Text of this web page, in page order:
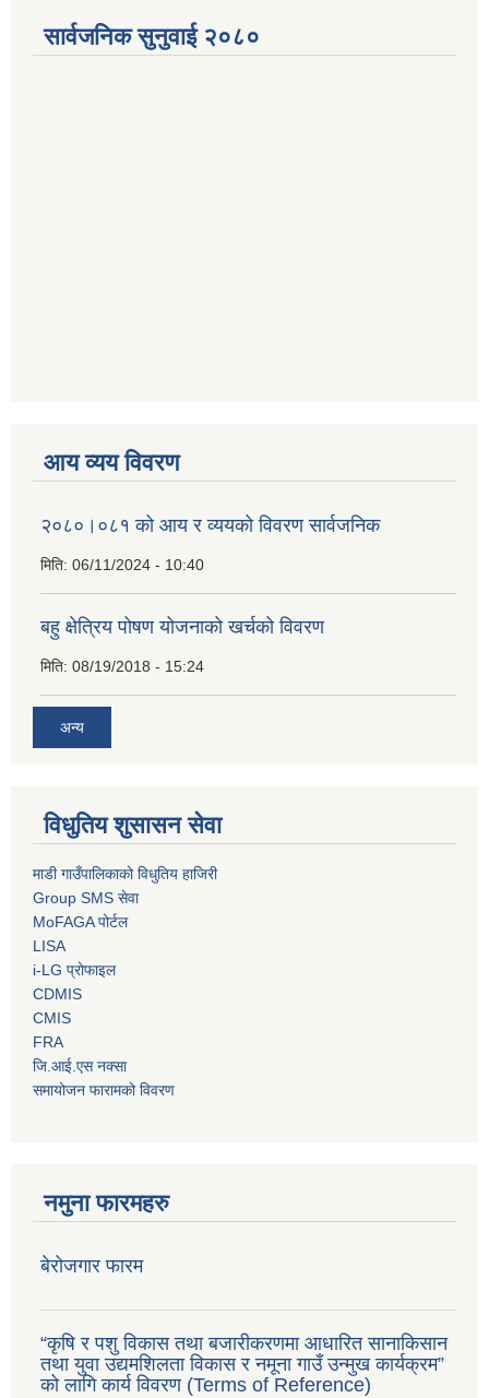
सार्वजनिक सुनुवाई २०८०
आय व्यय विवरण
२०८०।०८१ को आय र व्ययको विवरण सार्वजनिक
मिति: 06/11/2024 - 10:40
बहु क्षेत्रिय पोषण योजनाको खर्चको विवरण
मिति: 08/19/2018 - 15:24
अन्य
विधुतिय शुसासन सेवा
माडी गाउँपालिकाको विधुतिय हाजिरी
Group SMS सेवा
MoFAGA पोर्टल
LISA
i-LG प्रोफाइल
CDMIS
CMIS
FRA
जि.आई.एस नक्सा
समायोजन फारामको विवरण
नमुना फारमहरु
बेरोजगार फारम
“कृषि र पशु विकास तथा बजारीकरणमा आधारित सानाकिसान
तथा युवा उद्यमशिलता विकास र नमूना गाउँ उन्मुख कार्यक्रम”
को लागि कार्य विवरण (Terms of Reference)